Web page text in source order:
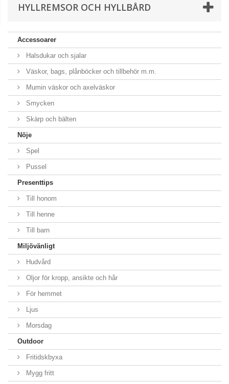
HYLLREMSOR OCH HYLLBÅRD
Accessoarer
Halsdukar och sjalar
Väskor, bags, plånböcker och tillbehör m.m.
Mumin väskor och axelväskor
Smycken
Skärp och bälten
Nöje
Spel
Pussel
Presenttips
Till honom
Till henne
Till barn
Miljövänligt
Hudvård
Oljor för kropp, ansikte och hår
För hemmet
Ljus
Morsdag
Outdoor
Fritidskbyxa
Mygg fritt